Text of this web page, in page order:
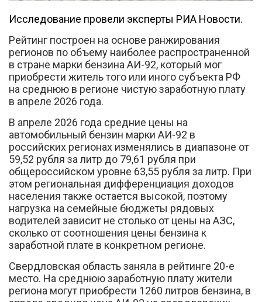
Вконтакте
Исследование провели эксперты РИА Новости.
Рейтинг построен на основе ранжирования
регионов по объему наиболее распространенной
в стране марки бензина АИ-92, который мог
приобрести житель того или иного субъекта РФ
на среднюю в регионе чистую заработную плату
в апреле 2026 года.
В апреле 2026 года средние цены на
автомобильный бензин марки АИ-92 в
российских регионах изменялись в диапазоне от
59,52 рубля за литр до 79,61 рубля при
общероссийском уровне 63,55 рубля за литр. При
этом региональная дифференциация доходов
населения также остается высокой, поэтому
нагрузка на семейные бюджеты рядовых
водителей зависит не столько от цены на АЗС,
сколько от соотношения цены бензина к
заработной плате в конкретном регионе.
Свердловская область заняла в рейтинге 20-е
место. На среднюю заработную плату жители
региона могут приобрести 1260 литров бензина, в